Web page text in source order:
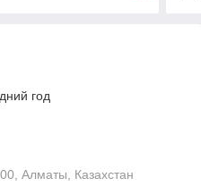
год
Алматы, Казахстан